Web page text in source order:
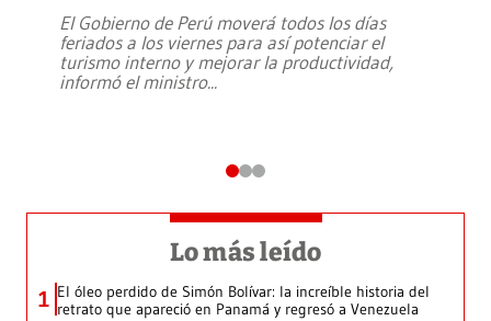
El Gobierno de Perú moverá todos los días
feriados a los viernes para así potenciar el
turismo interno y mejorar la productividad,
informó el ministro...
Lo más leído
1 El óleo perdido de Simón Bolívar: la increíble historia del
retrato que apareció en Panamá y regresó a Venezuela